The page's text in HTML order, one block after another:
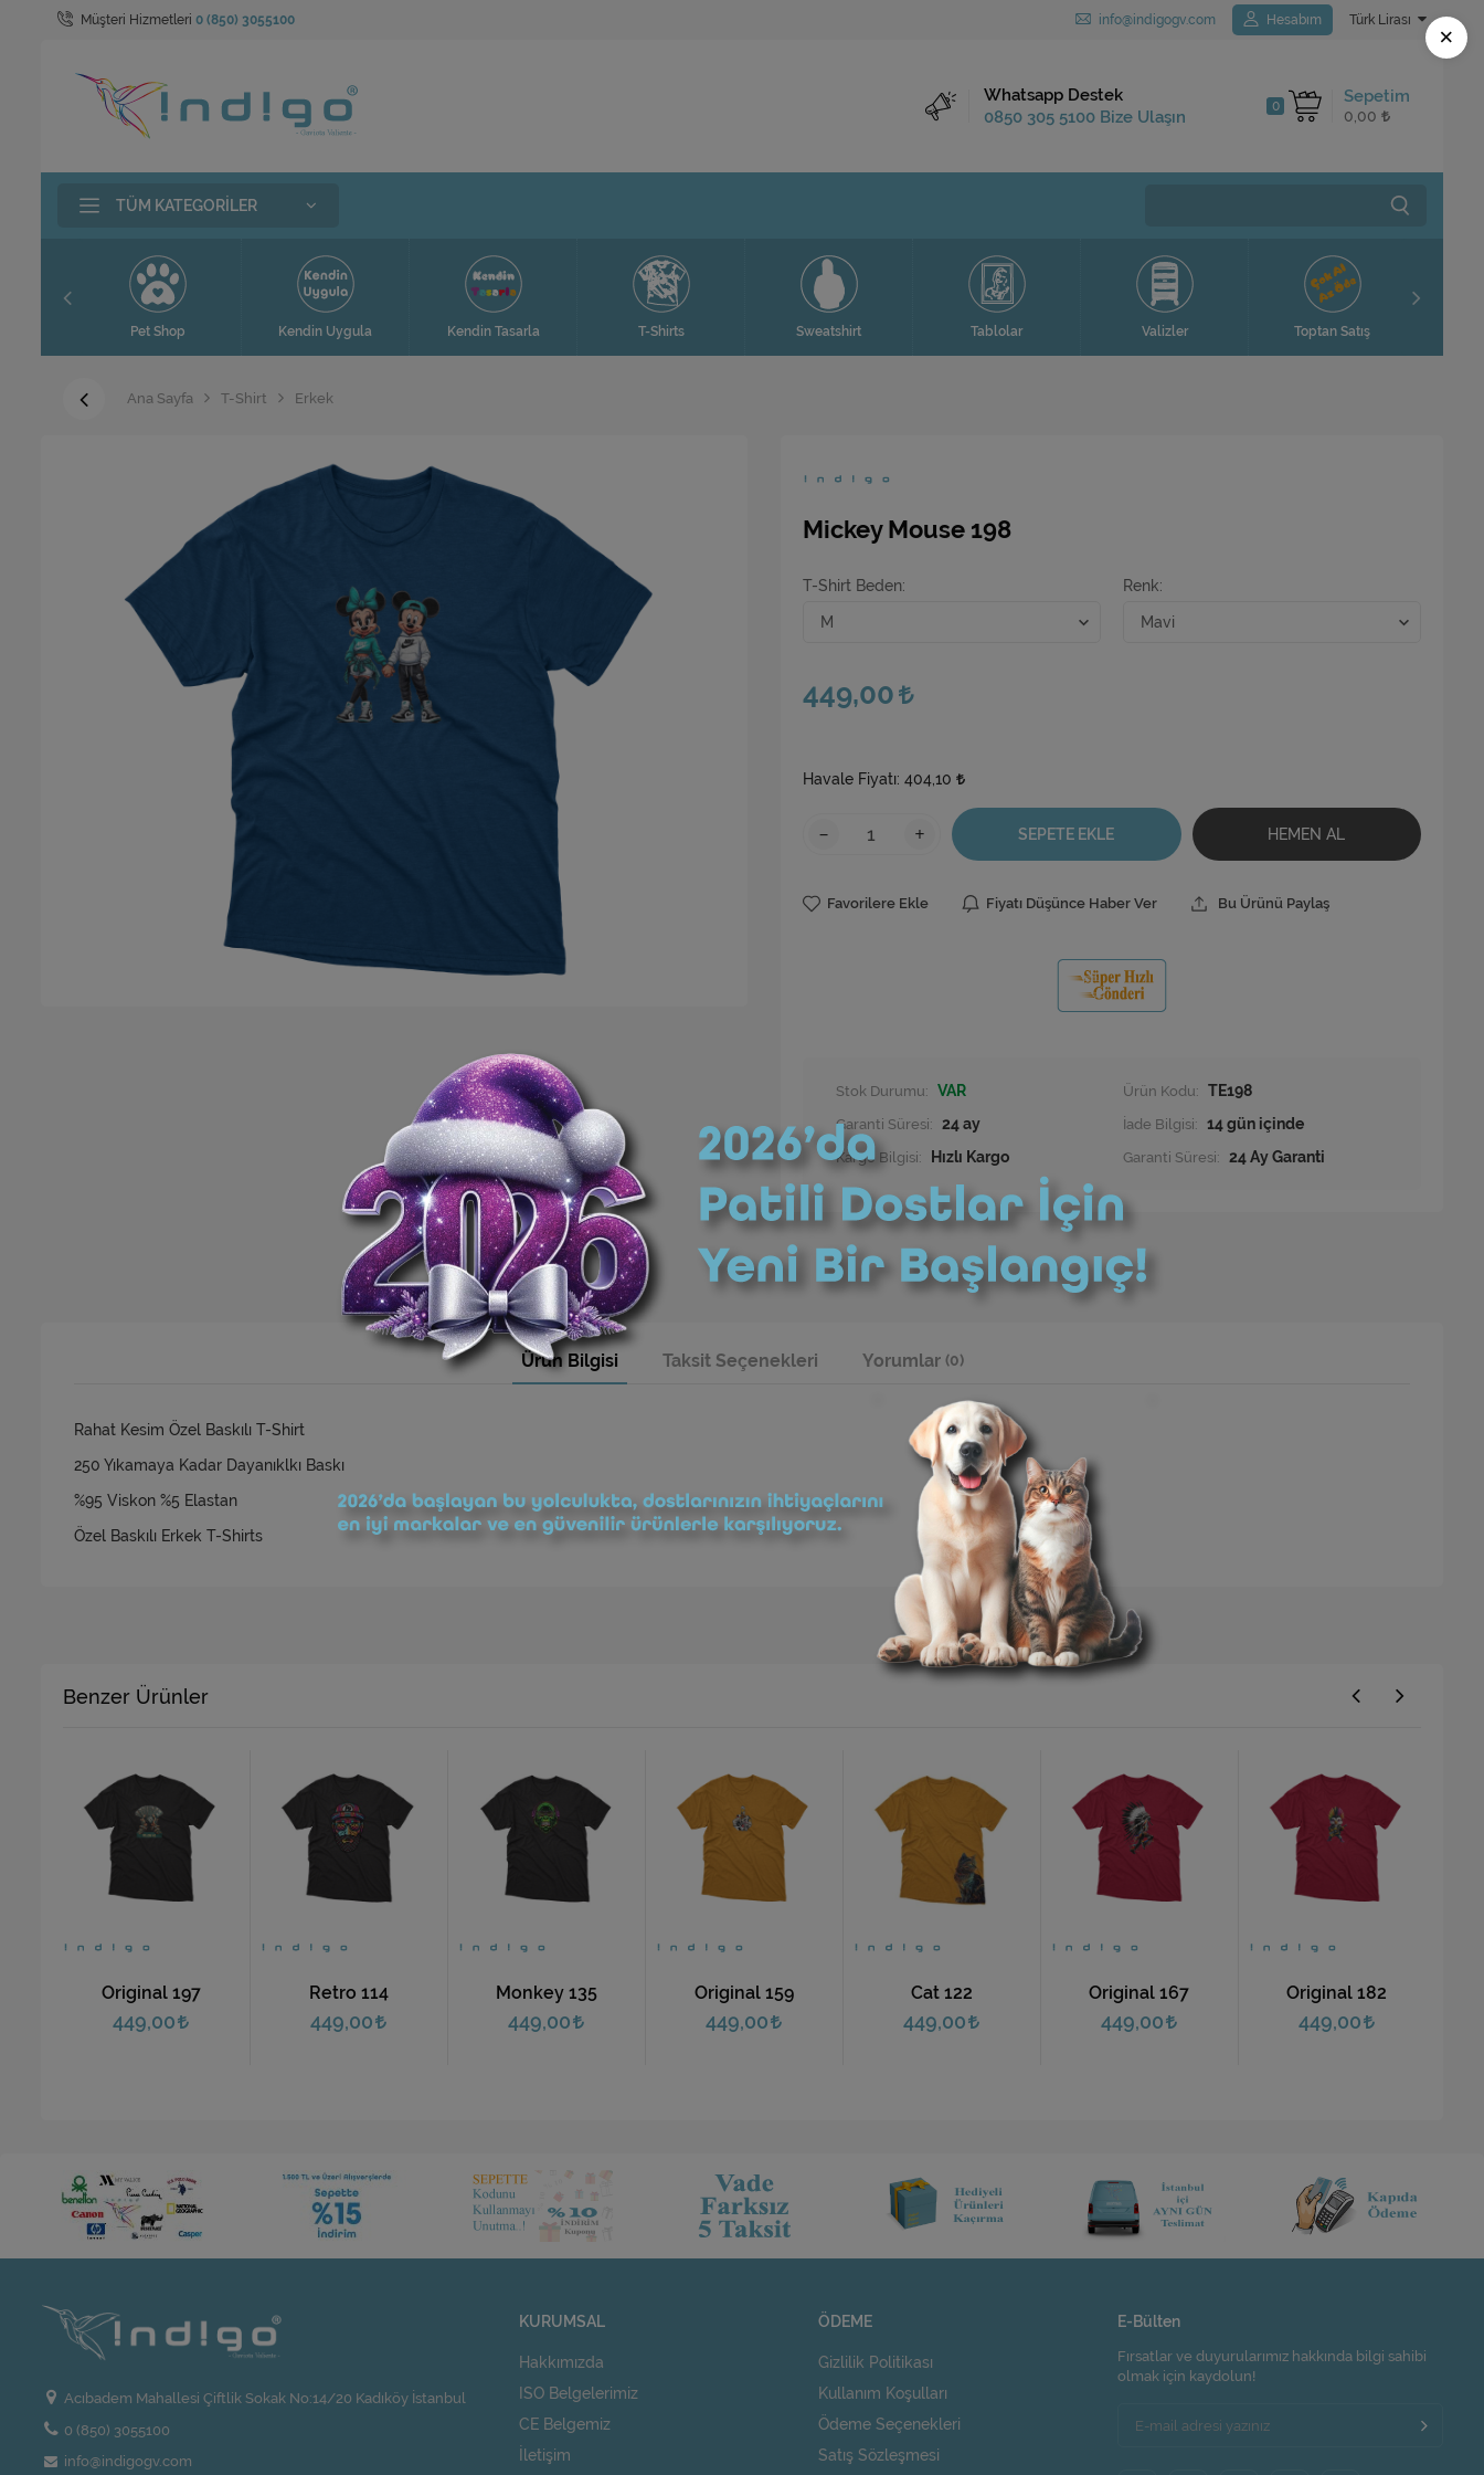
Müşteri Hizmetleri 0 (850) 3055100 info@indigogv.com Hesabım Türk Lirası
Sepetim
0
0,00
Kargo Bedava
1.250 TL ve Üzeri
Whatsapp Destek
0850 305 5100 Bize Ulaşın
TÜM KATEGORILER
Pet Shop Kendin Uygula Kendin Tasarla T-Shirts Sweatshirt Tablolar Valizler Toptan Satış
Ana Sayfa T-Shirt Erkek
Mickey Mouse 198
T-Shirt Beden Renk
449,00
Havale Fiyatı: 404,10
- + SEPETE EKLE HEMEN AL
Favorilere Ekle Fiyatı Düşünce Haber Ver Bu Ürünü Paylaş
Stok Durumu: VAR Ürün Kodu: TE198
Garanti Süresi: 24 ay
İade Bilgisi:
Kargo Bilgisi:
Hızlı Kargo Garanti Süresi: 24 Ay Garanti
Ürün Bilgisi Taksit Seçenekleri Yorumlar (0)
Rahat Kesim Özel Baskılı T-Shirt
250 Yıkamaya Kadar Dayanıklkı Baskı
%95 Viskon %5 Elastan
Özel Baskılı Erkek T-Shirts
Benzer Ürünler
Original 197
449,00
Retro 114
449,00
Monkey 135
449,00
Original 159
449,00
Cat 122
449,00
Original 167
449,00
Original 182
449,00
Acıbadem Mahallesi Çiftlik Sokak No:14/20 Kadıköy İstanbul
0 (850) 3055100
info@indigogv.com
E-Bülten
Fırsatlar ve duyurularımız hakkında bilgi sahibi
olmak için kaydolun!
KURUMSAL
Hakkımızda
ISO Belgelerimiz
CE Belgemiz
İletişim
ÖDEME
Gizlilik Politikası
Kullanım Koşulları
Ödeme Seçenekleri
Satış Sözleşmesi
×